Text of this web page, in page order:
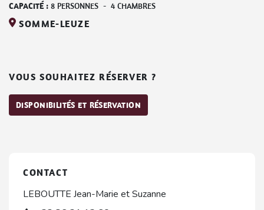
CAPACITÉ : 8 PERSONNES - 4 CHAMBRES
SOMME-LEUZE
VOUS SOUHAITEZ RÉSERVER ?
DISPONIBILITÉS ET RÉSERVATION
CONTACT
LEBOUTTE Jean-Marie et Suzanne